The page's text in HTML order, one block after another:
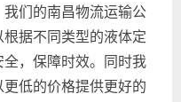
们的南昌物流运输公
据不同类型的液体定
，保障时效。同时我
低的价格提供更好的